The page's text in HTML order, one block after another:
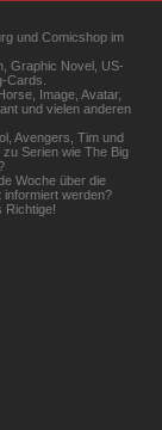
und Comicshop im
Graphic Novel, US-
Cards.
Image, Avatar,
und vielen anderen
Avengers, Tim und
Serien wie The Big
Woche über die
informiert werden?
Richtige!